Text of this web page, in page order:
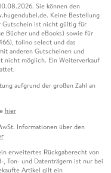
Sie können den
Keine Bestellung
Gutschein ist nicht gültig für
Bücher und eBooks) sowie für
tolino select und das
anderen Gutscheinen und
nicht möglich. Ein Weiterverkauf
aufgrund der großen Zahl an
hier
Informationen über den
erweitertes Rückgaberecht von
, Ton- und Datenträgern ist nur bei
Artikel gilt ein